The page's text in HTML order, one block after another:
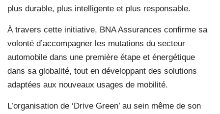
plus durable, plus intelligente et plus responsable.
À travers cette initiative, BNA Assurances confirme sa
volonté d’accompagner les mutations du secteur
automobile dans une première étape et énergétique
dans sa globalité, tout en développant des solutions
adaptées aux nouveaux usages de mobilité.
L’organisation de ‘Drive Green’ au sein même de son